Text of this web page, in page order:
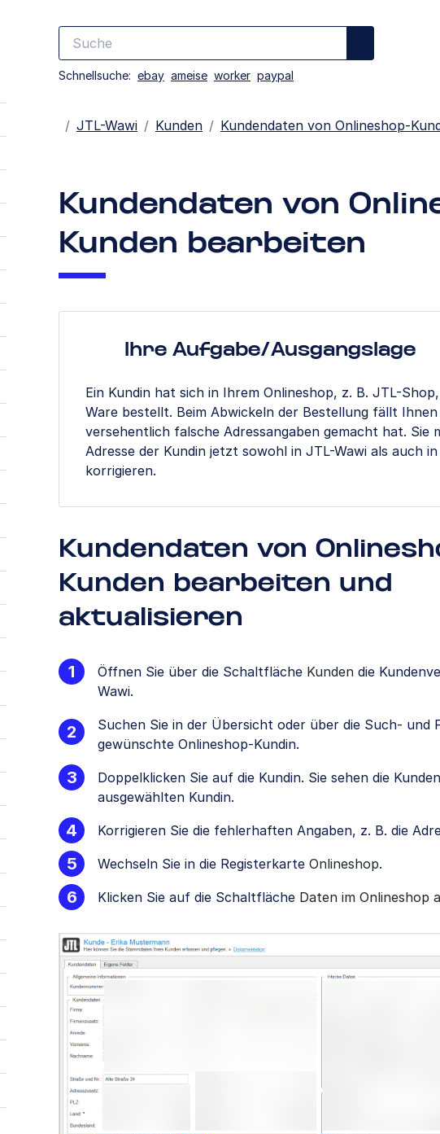
Schnellsuche: ebay ameise worker paypal
Startseite
JTL-Wawi Kunden Kundendaten von Onlineshop-
Kundendaten von
Kunden bearbeiten
Ihre Aufgabe/Ausgangslage
Ein Kundin hat sich in Ihrem Onlineshop, z. B. JTL-
Ware bestellt. Beim Abwickeln der Bestellung fällt Ihnen
versehentlich falsche Adressangaben gemacht hat. Sie
Adresse der Kundin jetzt sowohl in JTL-Wawi als auch
korrigieren.
Kundendaten von
Kunden bearbeiten und
aktualisieren
Öffnen Sie über die Schaltfläche Kunden die
Wawi.
Suchen Sie in der Übersicht oder über die Such- und
gewünschte Onlineshop-Kundin.
Doppelklicken Sie auf die Kundin. Sie sehen die
ausgewählten Kundin.
Korrigieren Sie die fehlerhaften Angaben, z. B. die
Wechseln Sie in die Registerkarte Onlineshop.
Klicken Sie auf die Schaltfläche Daten im Onlineshop